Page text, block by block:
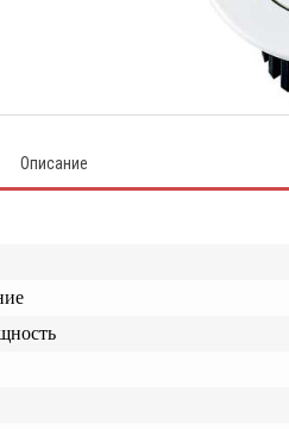
Описание